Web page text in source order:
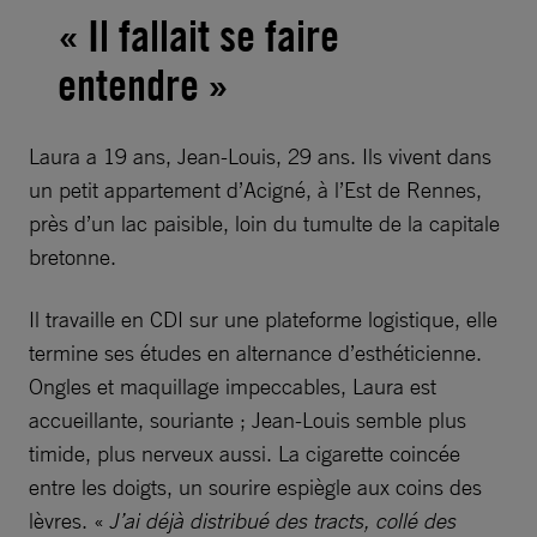
« Il fallait se faire
entendre »
Laura a 19 ans, Jean-Louis, 29 ans. Ils vivent dans
un petit appartement d’Acigné, à l’Est de Rennes,
près d’un lac paisible, loin du tumulte de la capitale
bretonne.
Il travaille en CDI sur une plateforme logistique, elle
termine ses études en alternance d’esthéticienne.
Ongles et maquillage impeccables, Laura est
accueillante, souriante ; Jean-Louis semble plus
timide, plus nerveux aussi. La cigarette coincée
entre les doigts, un sourire espiègle aux coins des
lèvres. « J’ai déjà distribué des tracts, collé des